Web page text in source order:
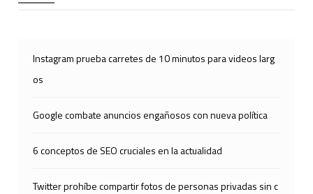
Instagram prueba carretes de 10 minutos para videos larg
os
Google combate anuncios engañosos con nueva política
6 conceptos de SEO cruciales en la actualidad
Twitter prohíbe compartir fotos de personas privadas sin c